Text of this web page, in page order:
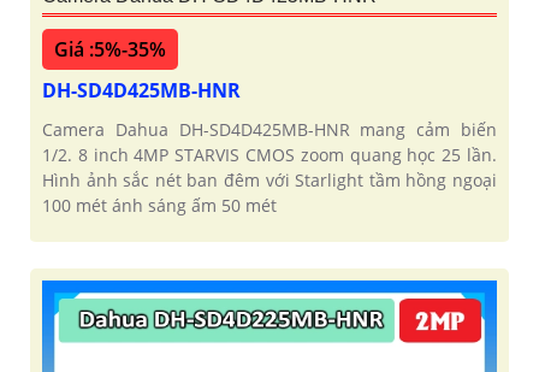
Giá :5%-35%
DH-SD4D425MB-HNR
Camera Dahua DH-SD4D425MB-HNR mang cảm biến
1/2. 8 inch 4MP STARVIS CMOS zoom quang học 25 lần.
Hình ảnh sắc nét ban đêm với Starlight tầm hồng ngoại
100 mét ánh sáng ấm 50 mét